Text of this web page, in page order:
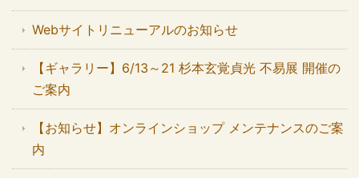
Webサイトリニューアルのお知らせ
【ギャラリー】6/13～21 杉本玄覚貞光 不易展 開催の
ご案内
【お知らせ】オンラインショップ メンテナンスのご案
内